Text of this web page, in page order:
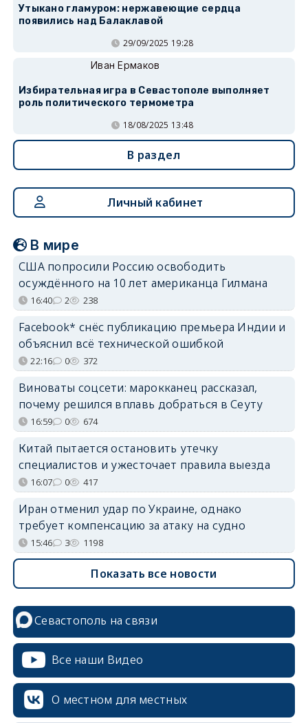
Утыкано гламуром: нержавеющие сердца
появились над Балаклавой
29/09/2025 19:28
Иван Ермаков
Избирательная игра в Севастополе выполняет
роль политического термометра
18/08/2025 13:48
В раздел
Личный кабинет
В мире
США попросили Россию освободить
осуждённого на 10 лет американца Гилмана
16:40 2 238
Facebook* снёс публикацию премьера Индии и
объяснил всё технической ошибкой
22:16 0 372
Виноваты соцсети: марокканец рассказал,
почему решился вплавь добраться в Сеуту
16:59 0 674
Китай пытается остановить утечку
специалистов и ужесточает правила выезда
16:07 0 417
Иран отменил удар по Украине, однако
требует компенсацию за атаку на судно
15:46 3 1198
Показать все новости
Севастополь на связи
Все наши Видео
О местном для местных